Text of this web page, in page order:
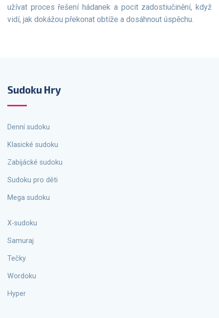
užívat proces řešení hádanek a pocit zadostiučinění, když
vidí, jak dokážou překonat obtíže a dosáhnout úspěchu.
Sudoku Hry
Denní sudoku
Klasické sudoku
Zabijácké sudoku
Sudoku pro děti
Mega sudoku
X-sudoku
Samuraj
Tečky
Wordoku
Hyper